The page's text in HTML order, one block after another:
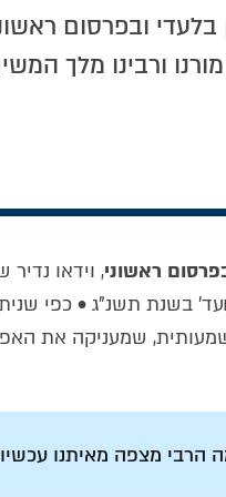
ובפרסום
ורבינו מלך
ראשוני, וידאו
ועד' בשנת תשנ"ג • כפי
שמעניקה את
הרבי מצפה מאיתנו
הכלא השקוף
מיוחד
לרגל י"א
המעיינות